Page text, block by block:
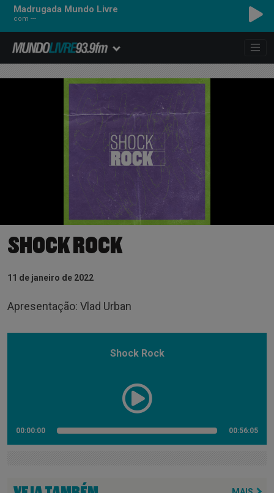
Madrugada Mundo Livre
com ---
SHOCK ROCK
11 de janeiro de 2022
Apresentação: Vlad Urban
Shock Rock
00:00:00 00:56:05